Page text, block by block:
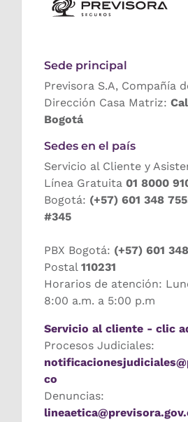
Sede principal
Previsora S.A, Compañía
Dirección Casa Matriz:
Bogotá
Sedes en el país
Servicio al Cliente y
Línea Gratuita 01 8000
Bogotá: (+57) 601 348
#345
PBX Bogotá: (+57) 601
Postal 110231
Horarios de atención:
8:00 a.m. a 5:00 p.m
Servicio al cliente - clic
Procesos Judiciales:
co
Denuncias: